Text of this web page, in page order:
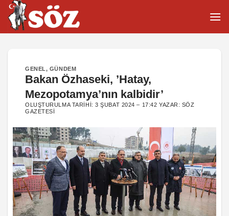
İçeriğe
atla
GENEL, GÜNDEM
Bakan Özhaseki, ’Hatay,
Mezopotamya’nın kalbidir’
OLUŞTURULMA TARIHI:3 ŞUBAT 2024 – 17:42 YAZAR: SÖZ
GAZETESI